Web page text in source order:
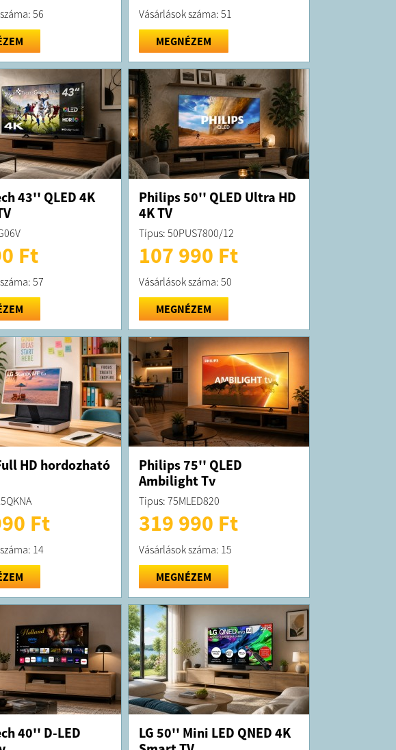
56
Vásárlások száma: 51
MEGNÉZEM
43'' QLED 4K
Ft
57
Philips 50'' QLED Ultra HD
4K TV
Típus: 50PUS7800/12
107 990 Ft
Vásárlások száma: 50
MEGNÉZEM
HD hordozható
Ft
14
Philips 75'' QLED
Ambilight Tv
Tipus: 75MLED820
319 990 Ft
Vásárlások száma: 15
MEGNÉZEM
40'' D-LED
LG 50'' Mini LED QNED 4K